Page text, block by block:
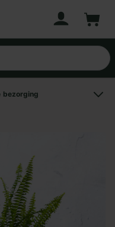
bezorging